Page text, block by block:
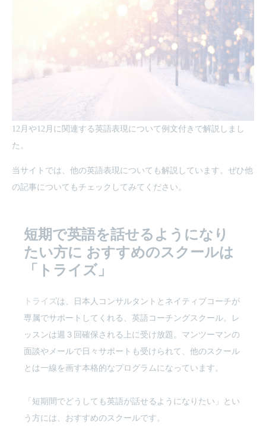
12月や12月に関連する英語表現について例文付きで解説しまし
た。
当サイトでは、他の英語表現についても解説しています。ぜひ他
の記事についてもチェックしてみてください。
短期で英語を話せるようになり
たい方に おすすめのスクールは
「トライズ」
トライズは、日本人コンサルタントとネイティブコーチが
専属でサポートしてくれる、英語コーチングスクール。レ
ッスンは週３回確保される上に受け放題。マンツーマンの
面談やメールで日々サポートも受けられて、他のスクール
とは一線を画す本格的なプログラムになっています。
「短期間でどうしても英語が話せるようになりたい」とい
う方には、おすすめのスクールです。